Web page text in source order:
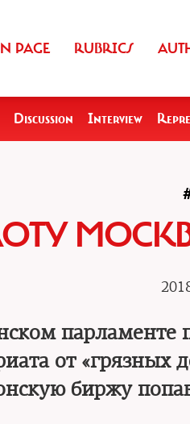
PAGE RUBRICS
Discussion Interview
от «грязных
биржу